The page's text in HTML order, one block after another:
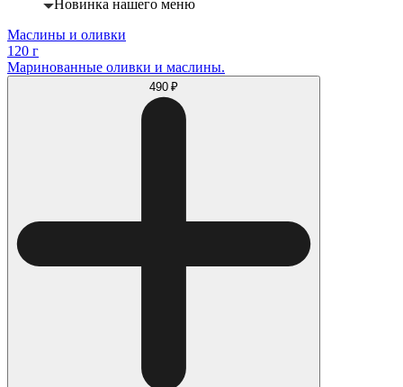
Новинка нашего меню
Маслины и оливки
120 г
Маринованные оливки и маслины.
490 ₽